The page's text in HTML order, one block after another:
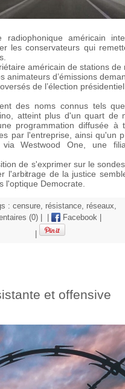
américain
les conservateurs qui
américain de stations de
animateurs d’émissions
de l’élection
des noms connus tels
atteint plus d'un quart de
programmation diffusée à
par l'entreprise, ainsi qu'un
Westwood One, une
de s'exprimer sur le
l'arbitrage de la justice
l'optique Democrate.
: censure résistance réseaux
(0) Facebook
et offensive